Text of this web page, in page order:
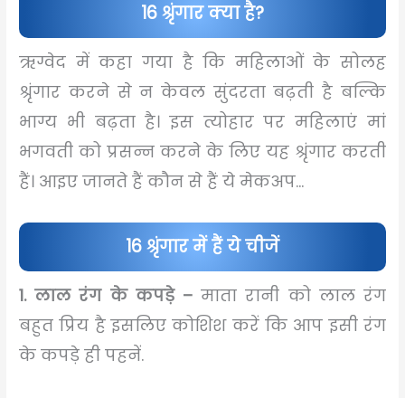
16 श्रृंगार क्या है?
ऋग्वेद में कहा गया है कि महिलाओं के सोलह
श्रृंगार करने से न केवल सुंदरता बढ़ती है बल्कि
भाग्य भी बढ़ता है। इस त्योहार पर महिलाएं मां
भगवती को प्रसन्न करने के लिए यह श्रृंगार करती
हैं। आइए जानते हैं कौन से हैं ये मेकअप…
16 श्रृंगार में हैं ये चीजें
1. लाल रंग के कपड़े – माता रानी को लाल रंग
बहुत प्रिय है इसलिए कोशिश करें कि आप इसी रंग
के कपड़े ही पहनें.